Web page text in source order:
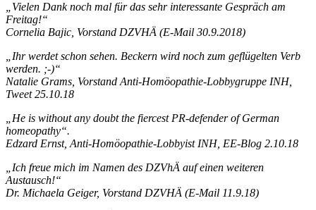
„Vielen Dank noch mal für das sehr interessante Gespräch am
Freitag!“
Cornelia Bajic, Vorstand DZVHÄ (E-Mail 30.9.2018)
„Ihr werdet schon sehen. Beckern wird noch zum geflügelten Verb
werden. ;-)“
Natalie Grams, Vorstand Anti-Homöopathie-Lobbygruppe INH,
Tweet 25.10.18
„He is without any doubt the fiercest PR-defender of German
homeopathy“.
Edzard Ernst, Anti-Homöopathie-Lobbyist INH, EE-Blog 2.10.18
„Ich freue mich im Namen des DZVhÄ auf einen weiteren
Austausch!“
Dr. Michaela Geiger, Vorstand DZVHÄ (E-Mail 11.9.18)